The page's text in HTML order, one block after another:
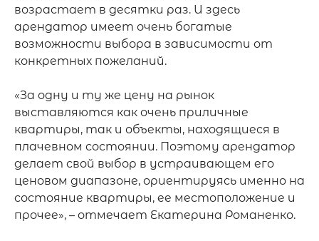
возрастает в десятки раз. И здесь
арендатор имеет очень богатые
возможности выбора в зависимости от
конкретных пожеланий.
«За одну и ту же цену на рынок
выставляются как очень приличные
квартиры, так и объекты, находящиеся в
плачевном состоянии. Поэтому арендатор
делает свой выбор в устраивающем его
ценовом диапазоне, ориентируясь именно на
состояние квартиры, ее местоположение и
прочее», – отмечает Екатерина Романенко.